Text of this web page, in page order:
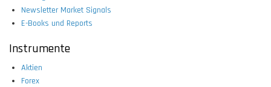
Newsletter Market Signals
E-Books und Reports
Instrumente
Aktien
Forex